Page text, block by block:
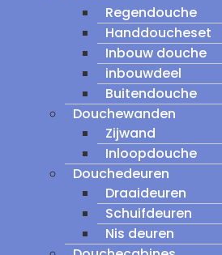
Regendouche
Handdoucheset
Inbouw douche
inbouwdeel
Buitendouche
Douchewanden
Zijwand
Inloopdouche
Douchedeuren
Draaideuren
Schuifdeuren
Nis deuren